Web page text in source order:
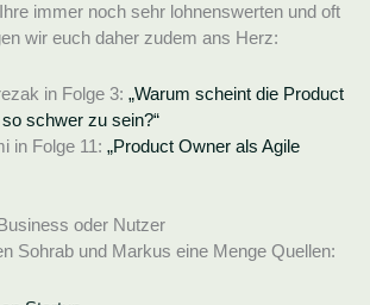
immer noch sehr lohnenswerten und oft
wir euch daher zudem ans Herz:
in Folge 3: „Warum scheint die Product
schwer zu sein?“
in Folge 11: „Product Owner als Agile
oder Nutzer
Sohrab und Markus eine Menge Quellen: